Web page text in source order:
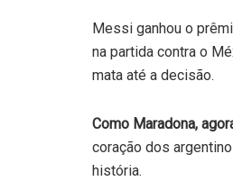
Messi ganhou o
na partida contra o
mata até a decisão.
Como Maradona,
coração dos
história.